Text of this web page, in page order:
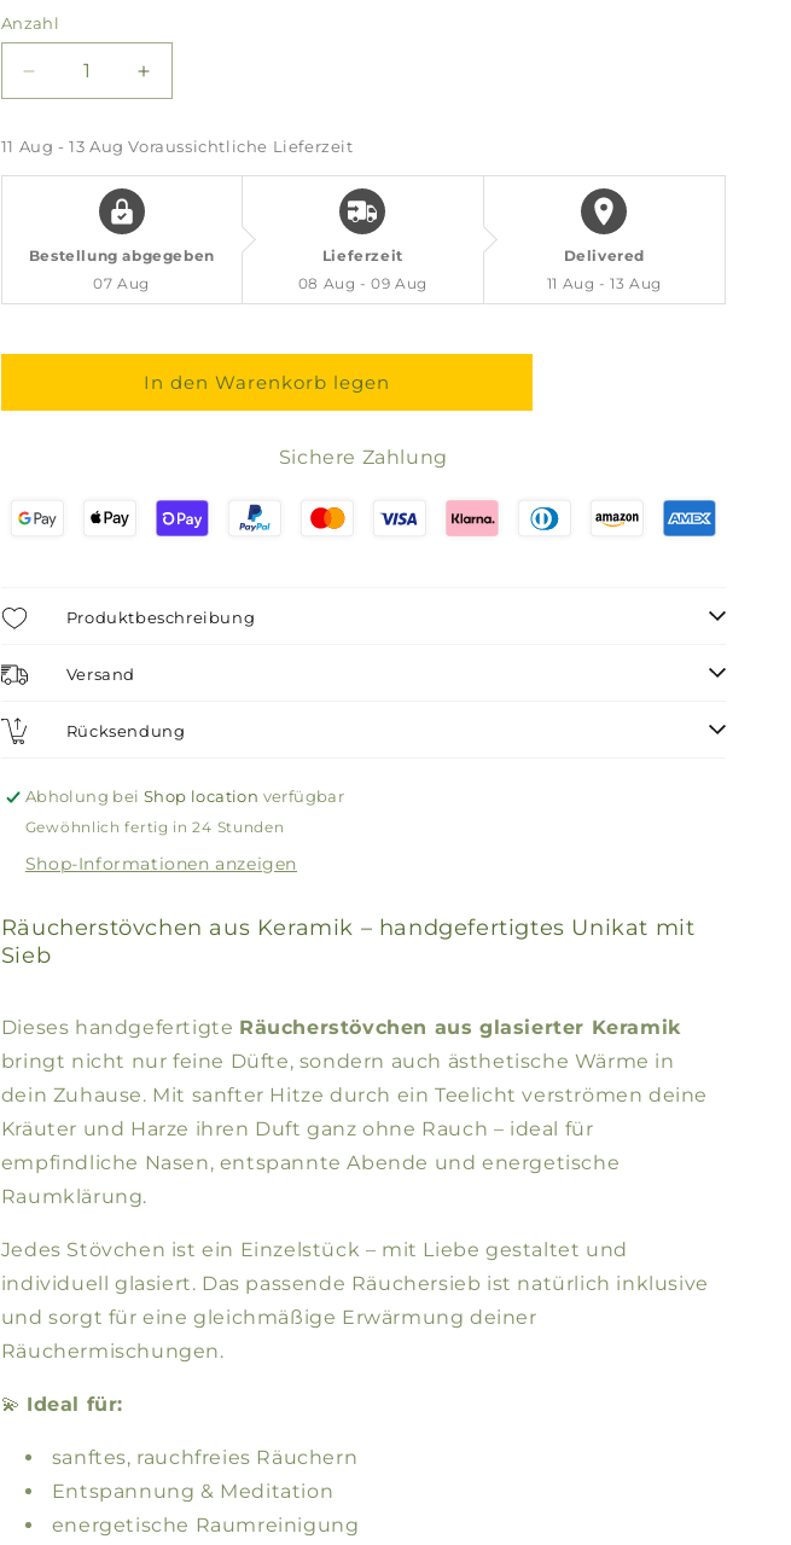
Anzahl
Verringere
die
für
Räucherstövchen
Erhöhe
die
für
Räucherstövchen
11 Aug - 13 AugVoraussichtliche Lieferzeit
Bestellung abgegeben
07 Aug
Lieferzeit
08 Aug - 09 Aug
Delivered
11 Aug - 13 Aug
In den Warenkorb legen
Sichere Zahlung
Produktbeschreibung
Versand
Rücksendung
Abholung bei Shop location verfügbar
Gewöhnlich fertig in 24 Stunden
Shop-Informationen anzeigen
Räucherstövchen aus Keramik – handgefertigtes Unikat mit
Sieb
Dieses handgefertigte Räucherstövchen aus glasierter Keramik
bringt nicht nur feine Düfte, sondern auch ästhetische Wärme in
dein Zuhause. Mit sanfter Hitze durch ein Teelicht verströmen deine
Kräuter und Harze ihren Duft ganz ohne Rauch – ideal für
empfindliche Nasen, entspannte Abende und energetische
Raumklärung.
Jedes Stövchen ist ein Einzelstück – mit Liebe gestaltet und
individuell glasiert. Das passende Räuchersieb ist natürlich inklusive
und sorgt für eine gleichmäßige Erwärmung deiner
Räuchermischungen.
💫 Ideal für:
sanftes, rauchfreies Räuchern
Entspannung & Meditation
energetische Raumreinigung